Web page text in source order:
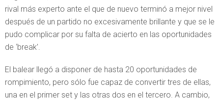
rival más experto ante el que de nuevo terminó a mejor nivel
después de un partido no excesivamente brillante y que se le
pudo complicar por su falta de acierto en las oportunidades
de ‘break’.
El balear llegó a disponer de hasta 20 oportunidades de
rompimiento, pero sólo fue capaz de convertir tres de ellas,
una en el primer set y las otras dos en el tercero. A cambio,